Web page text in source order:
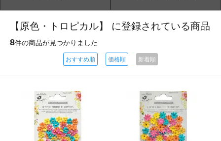
【原色・トロピカル】 に登録されている商品
8件の商品が見つかりました
おすすめ順 価格順 新着順